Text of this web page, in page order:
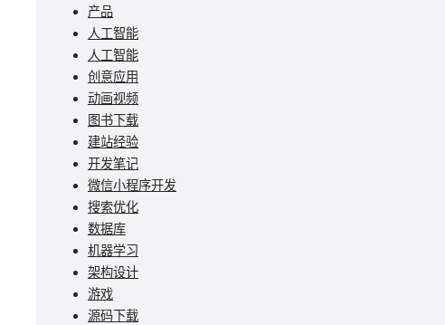
产品
人工智能
人工智能
创意应用
动画视频
图书下载
建站经验
开发笔记
微信小程序开发
搜索优化
数据库
机器学习
架构设计
游戏
源码下载